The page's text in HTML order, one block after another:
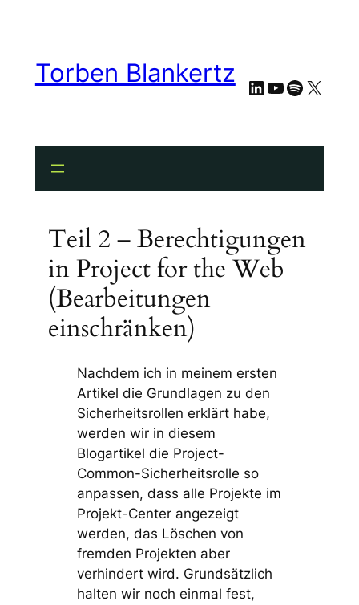
Torben Blankertz LinkedIn
YouTube
Spotify
X
Teil 2 – Berechtigungen
in Project for the Web
(Bearbeitungen
einschränken)
Nachdem ich in meinem ersten
Artikel die Grundlagen zu den
Sicherheitsrollen erklärt habe,
werden wir in diesem
Blogartikel die Project-
Common-Sicherheitsrolle so
anpassen, dass alle Projekte im
Projekt-Center angezeigt
werden, das Löschen von
fremden Projekten aber
verhindert wird. Grundsätzlich
halten wir noch einmal fest,